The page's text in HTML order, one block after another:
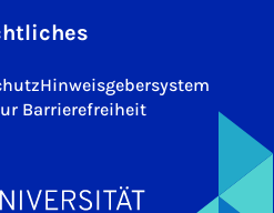
Hinweisgebersystem
Barrierefreiheit